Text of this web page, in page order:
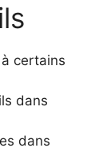
certains
dans
dans